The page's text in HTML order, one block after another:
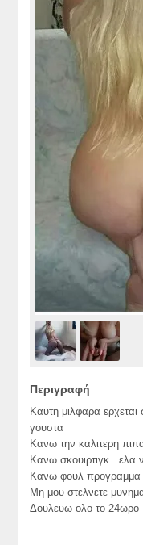
Περιγραφή
Καυτη μιλφαρα
γουστα
Κανω την καλιτερη
Κανω σκουιρτιγκ ..ελα
Κανω φουλ προγραμμα
Μη μου στελνετε
Δουλευω ολο το 24ωρο